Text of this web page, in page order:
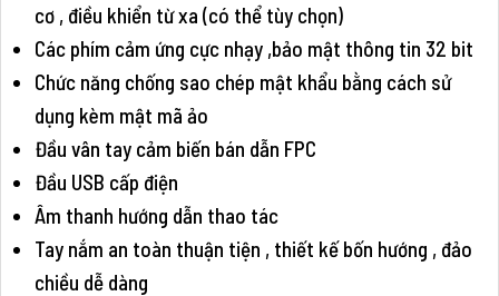
cơ , điều khiển từ xa (có thể tùy chọn)
Các phím cảm ứng cực nhạy ,bảo mật thông tin 32 bit
Chức năng chống sao chép mật khẩu bằng cách sử
dụng kèm mật mã ảo
Đầu vân tay cảm biến bán dẫn FPC
Đầu USB cấp điện
Âm thanh hướng dẫn thao tác
Tay nắm an toàn thuận tiện , thiết kế bốn hướng , đảo
chiều dễ dàng